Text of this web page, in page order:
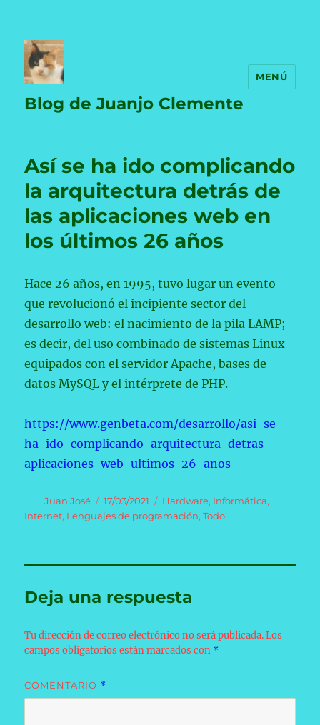
Blog de Juanjo Clemente
MENÚ
Así se ha ido complicando
la arquitectura detrás de
las aplicaciones web en
los últimos 26 años
Hace 26 años, en 1995, tuvo lugar un evento
que revolucionó el incipiente sector del
desarrollo web: el nacimiento de la pila LAMP;
es decir, del uso combinado de sistemas Linux
equipados con el servidor Apache, bases de
datos MySQL y el intérprete de PHP.
https://www.genbeta.com/desarrollo/asi-se-
ha-ido-complicando-arquitectura-detras-
aplicaciones-web-ultimos-26-anos
Autor
Juan José
Publicado
el
17/03/2021 Categorías
Hardware, Informática,
Internet, Lenguajes de programación,Todo
Deja una respuesta
Tu dirección de correo electrónico no será publicada. Los
campos obligatorios están marcados con *
COMENTARIO *